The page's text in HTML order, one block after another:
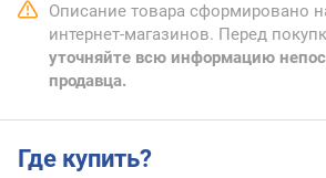
Описание товара сформировано
интернет-магазинов. Перед
уточняйте всю информацию
продавца.
Где купить?